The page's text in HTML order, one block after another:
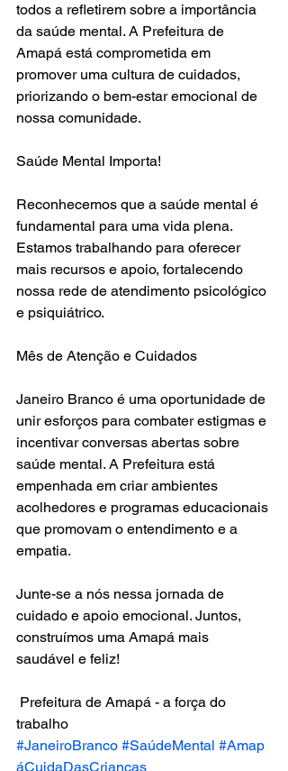
todos a refletirem sobre a importância
da saúde mental. A Prefeitura de
Amapá está comprometida em
promover uma cultura de cuidados,
priorizando o bem-estar emocional de
nossa comunidade.
Saúde Mental Importa!
Reconhecemos que a saúde mental é
fundamental para uma vida plena.
Estamos trabalhando para oferecer
mais recursos e apoio, fortalecendo
nossa rede de atendimento psicológico
e psiquiátrico.
Mês de Atenção e Cuidados
Janeiro Branco é uma oportunidade de
unir esforços para combater estigmas e
incentivar conversas abertas sobre
saúde mental. A Prefeitura está
empenhada em criar ambientes
acolhedores e programas educacionais
que promovam o entendimento e a
empatia.
Junte-se a nós nessa jornada de
cuidado e apoio emocional. Juntos,
construímos uma Amapá mais
saudável e feliz!
Prefeitura de Amapá - a força do
trabalho
#JaneiroBranco #SaúdeMental #Amap
áCuidaDasCrianças